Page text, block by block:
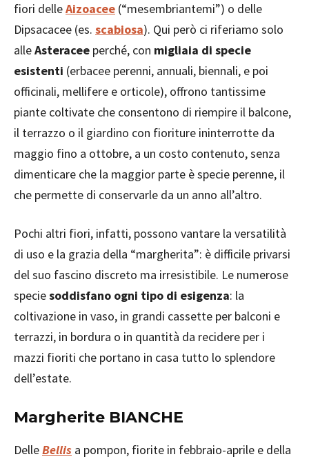
fiori delleAizoacee (“mesembriantemi”) o delle
Dipsacacee (es. scabiosa). Qui però ci riferiamo solo
alleAsteracee perché, con migliaia di specie
esistenti (erbacee perenni, annuali, biennali, e poi
officinali, mellifere e orticole), offrono tantissime
piante coltivate che consentono di riempire il balcone,
il terrazzo o il giardino con fioriture ininterrotte da
maggio fino a ottobre, a un costo contenuto, senza
dimenticare che la maggior parte è specie perenne, il
che permette di conservarle da un anno all’altro.
Pochi altri fiori, infatti, possono vantare la versatilità
di uso e la grazia della “margherita”: è difficile privarsi
del suo fascino discreto ma irresistibile. Le numerose
speciesoddisfano ogni tipo di esigenza: la
coltivazione in vaso, in grandi cassette per balconi e
terrazzi, in bordura o in quantità da recidere per i
mazzi fioriti che portano in casa tutto lo splendore
dell’estate.
Margherite BIANCHE
DelleBellis a pompon, fiorite in febbraio-aprile e della